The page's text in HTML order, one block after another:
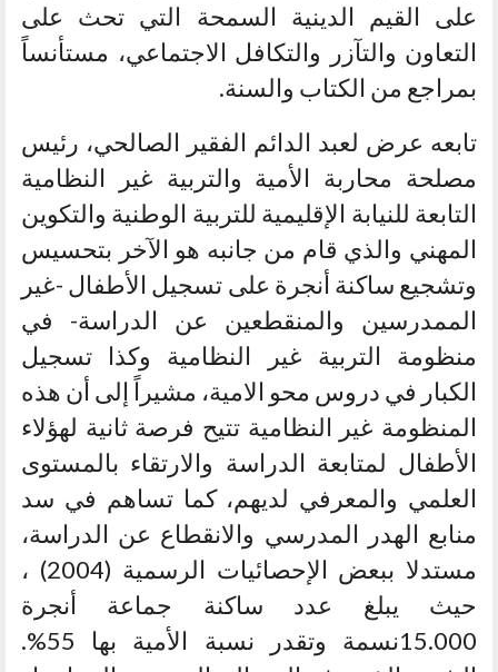
على القيم الدينية السمحة التي تحث على
التعاون والتآزر والتكافل الاجتماعي، مستأنساً
بمراجع من الكتاب والسنة.
تابعه عرض لعبد الدائم الفقير الصالحي، رئيس
مصلحة محاربة الأمية والتربية غير النظامية
التابعة للنيابة الإقليمية للتربية الوطنية والتكوين
المهني والذي قام من جانبه هو الآخر بتحسيس
وتشجيع ساكنة أنجرة على تسجيل الأطفال -غير
الممدرسين والمنقطعين عن الدراسة- في
منظومة التربية غير النظامية وكذا تسجيل
الكبار في دروس محو الامية، مشيراً إلى أن هذه
المنظومة غير النظامية تتيح فرصة ثانية لهؤلاء
الأطفال لمتابعة الدراسة والارتقاء بالمستوى
العلمي والمعرفي لديهم، كما تساهم في سد
منابع الهدر المدرسي والانقطاع عن الدراسة،
مستدلا ببعض الإحصائيات الرسمية (2004) ،
حيث يبلغ عدد ساكنة جماعة أنجرة
15.000نسمة وتقدر نسبة الأمية بها 55%.